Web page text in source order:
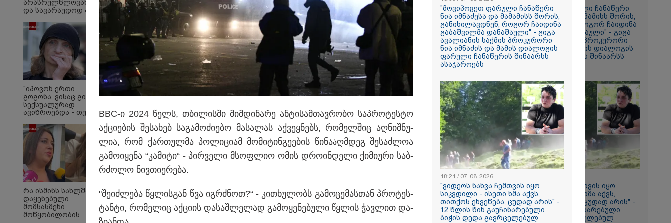
სასკოლო ფორმების ჩინეთიდან საქართველოში
მოწოდება სამ ეტაპად მოხდება - ფორმების
1–14 სექტემბრის პერიოდში, ხოლო მეორე და
მესამე ეტაპებზე - ოქტომბრიდან დეკემბრის
ჩათვლით განხორციელდება
არასრულწლოვნის ამ
მდგომარეობაში ჩაგდებას?"
"ჩანაწერში მამა-შვილს
მიმდინარეობს - ნია იმნაძე
დემონსტრირებას ახდენს,
რომ ის არა მხოლოდ
ეთანხმება იმას, რაც მოხდა,
არამედ გარკვეულ
წინმსწრებ ინფორმაციასაც
ფლობდა” - რა ისმის ფარულ
ჩანაწერში, სადაც იმნაძე
მამას ესაუბრება?
რატომ ჩაბნელდა
საქართველო მესამედ და
გველოდება თუ არა
ზამთარში მასშტაბური
ენერგოკრიზისი -
"პრობლემის მოგვარებას
დაახლოებით ერთი თვე
დასჭირდება"
სასკოლო ფორმების
"მოვიპოვეთ ფარული ჩანაწერი
ნია იმნაძესა და მამამისს შორის,
განიხილავდნენ, როგორ ჩაიდინა
გაბაშვილმა დანაშაული" - გიგა
ავალიანის საქმის პროკურორი
ნია იმნაძის და მამის დიალოგის
ფარული ჩანაწერის შინაარსს
"ვიდეოს ნახვა ჩემთვის იყო
სიკვდილი - ისეთი ხმა აქვს,
თითქოს ეხვეწება, ცუდად არის" -
12 წლის წინ გაუჩინარებული
ბიჭის დედა გავრცელებულ
არასრულწლოვანების
და სავარაუდოდ არა
არასრულწლოვანების
ჯგუფი" - რა
ინფორმაციას
ავრცელებს
ადვოკატი?
"იპოვონ ერთი
გოგონა, ვისაც გიგა
სექსუალურად
ავიწროებდა - თუ
ლარს
ოფიციალურად,
სახალხოდ გადავცემ"
- ეკა კუპატაძე
განცხადებას
ავრცელებს
რა ისმინს სახლში
დაყენებული
მომსასმენი
მოწყობილობის
BBC-ი 2024 წელს, თბი­ლის­ში მიმ­დი­ნა­რე ან­ტი­სამ­თავ­რო­ბო საპ­რო­ტეს­ტო
აქ­ცი­ე­ბის შე­სა­ხებ სა­გა­მო­ძი­ე­ბო მა­სა­ლას აქ­ვეყ­ნებს, რო­მელ­შიც აღ­ნიშ­ნუ­
ლია, რომ ქარ­თულ­მა პო­ლი­ცი­ამ მო­მი­ტინ­გე­ე­ბის წი­ნა­აღ­მდეგ შე­საძ­ლოა
გა­მო­ი­ყე­ნა “კა­მი­ტი“ - პირ­ვე­ლი მსოფ­ლიო ომის დრო­ინ­დე­ლი ქი­მი­უ­რი საბ­
რძო­ლო ნივ­თი­ე­რე­ბა.
"შე­იძ­ლე­ბა წყლის­გან წვა იგ­რძნოთ?“ - კი­თხუ­ლობს გა­მო­ცე­მას­თან პრო­ტეს­
ტან­ტი, რო­მე­ლიც აქ­ცი­ის და­საშ­ლე­ლად გა­მო­ყე­ნე­ბუ­ლი წყლის ჭავ­ლით და­
"მოვიპოვეთ ფარული ჩანაწერი
ნია იმნაძესა და მამამისს შორის,
განიხილავდნენ, როგორ ჩაიდინა
გაბაშვილმა დანაშაული" - გიგა
ავალიანის საქმის პროკურორი
ნია იმნაძის და მამის დიალოგის
ფარული ჩანაწერის შინაარსს
ასაჯაროებს
18:21 / 07-08-2026
"ვიდეოს ნახვა ჩემთვის იყო
სიკვდილი - ისეთი ხმა აქვს,
თითქოს ეხვეწება, ცუდად არის" -
12 წლის წინ გაუჩინარებული
ბიჭის დედა გავრცელებულ